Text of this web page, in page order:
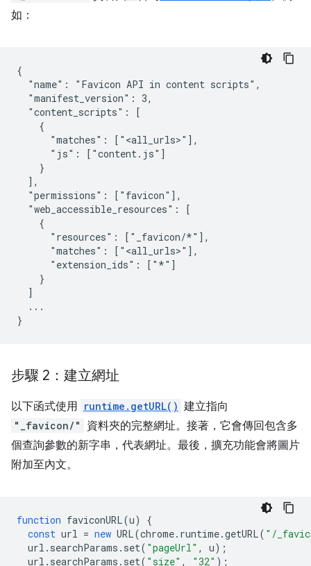
如：
{
  "name": "Favicon API in content scripts",
  "manifest_version": 3,
  "content_scripts": [
    {
      "matches": ["<all_urls>"],
      "js": ["content.js"]
    }
  ],
  "permissions": ["favicon"],
  "web_accessible_resources": [
    {
      "resources": ["_favicon/*"],
      "matches": ["<all_urls>"],
      "extension_ids": ["*"]
    }
  ]
  ...
步驟 2：建立網址
以下函式使用 runtime.getURL() 建立指向
"_favicon/"
資料夾的完整網址。接著，它會傳回包含多
個查詢參數的新字串，代表網址。最後，擴充功能會將圖片
附加至內文。
function faviconURL(u)
{
const url = new URL(chrome. runtime.getURL( "/
url . searchParams . set( "pageUrl" , u);
url . searchParams . set( "size" , "32" );